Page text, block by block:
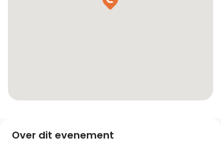
Over dit evenement